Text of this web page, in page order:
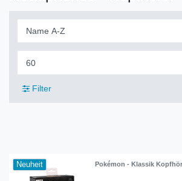
Filter
Neuheit Pokémon - Klassik